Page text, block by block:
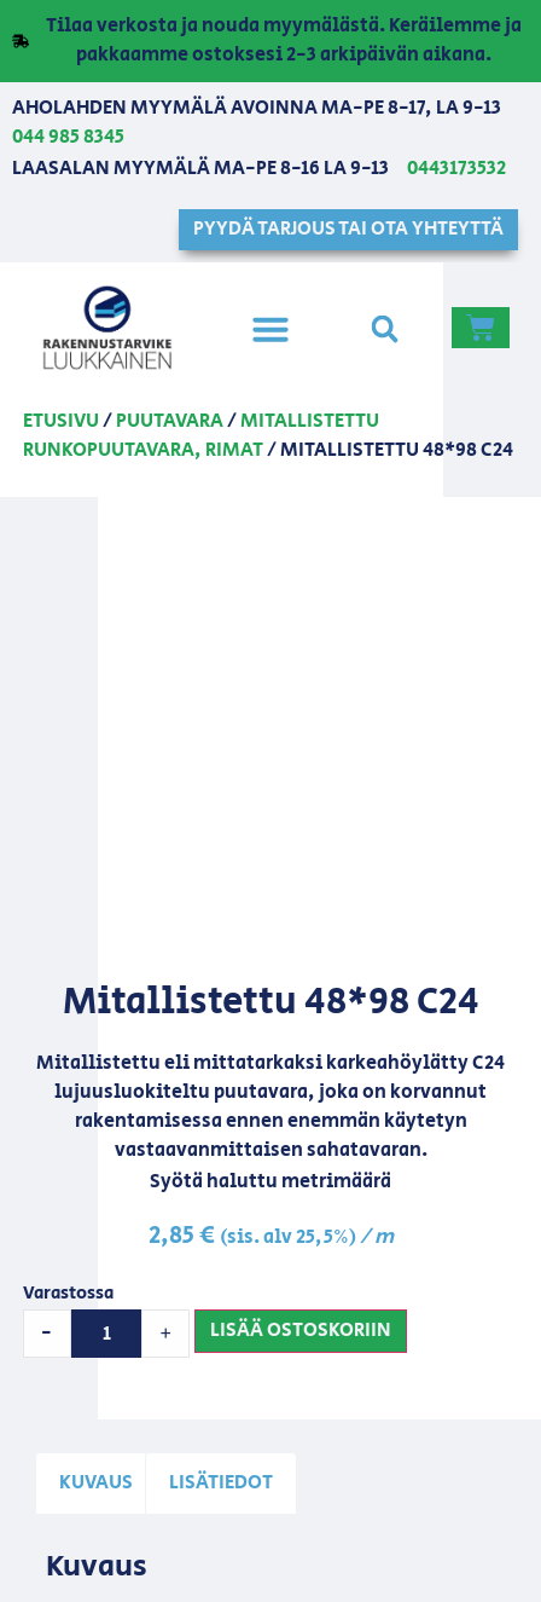
Tilaa verkosta ja nouda myymälästä. Keräilemme ja
pakkaamme ostoksesi 2-3 arkipäivän aikana.
AHOLAHDEN MYYMÄLÄ AVOINNA MA-PE 8-17, LA 9-13
044 985 8345
LAASALAN MYYMÄLÄ MA-PE 8-16 LA 9-13
0443173532
PYYDÄ TARJOUS TAI OTA YHTEYTTÄ
ETUSIVU/PUUTAVARA/MITALLISTETTU
RUNKOPUUTAVARA, RIMAT/ MITALLISTETTU 48*98 C24
Mitallistettu 48*98 C24
Mitallistettu eli mittatarkaksi karkeahöylätty C24
lujuusluokiteltu puutavara, joka on korvannut
rakentamisessa ennen enemmän käytetyn
vastaavanmittaisen sahatavaran.
Syötä haluttu metrimäärä
2,85€ (sis. alv 25,5%)/ m
Varastossa
- + LISÄÄ OSTOSKORIIN
KUVAUS LISÄTIEDOT
Kuvaus